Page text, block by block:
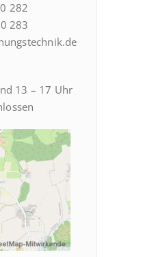
282
283
13 – 17 Uhr